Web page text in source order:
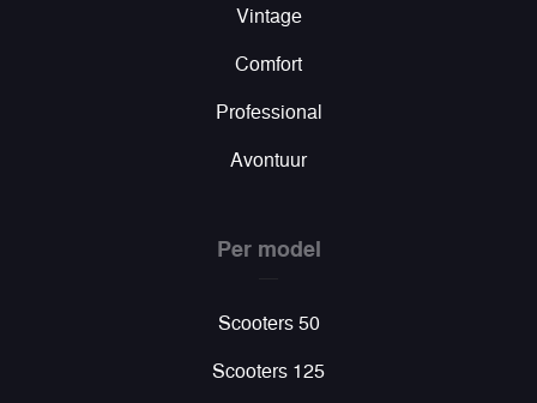
Vintage
Comfort
Professional
Avontuur
Per model
Scooters 50
Scooters 125